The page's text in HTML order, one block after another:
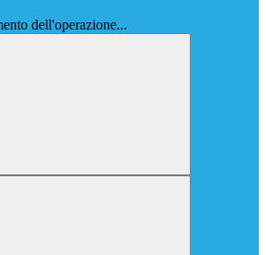
dell'operazione...